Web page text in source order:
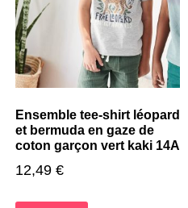
Ensemble tee-shirt léopard
et bermuda en gaze de
coton garçon vert kaki 14A
12,49 €